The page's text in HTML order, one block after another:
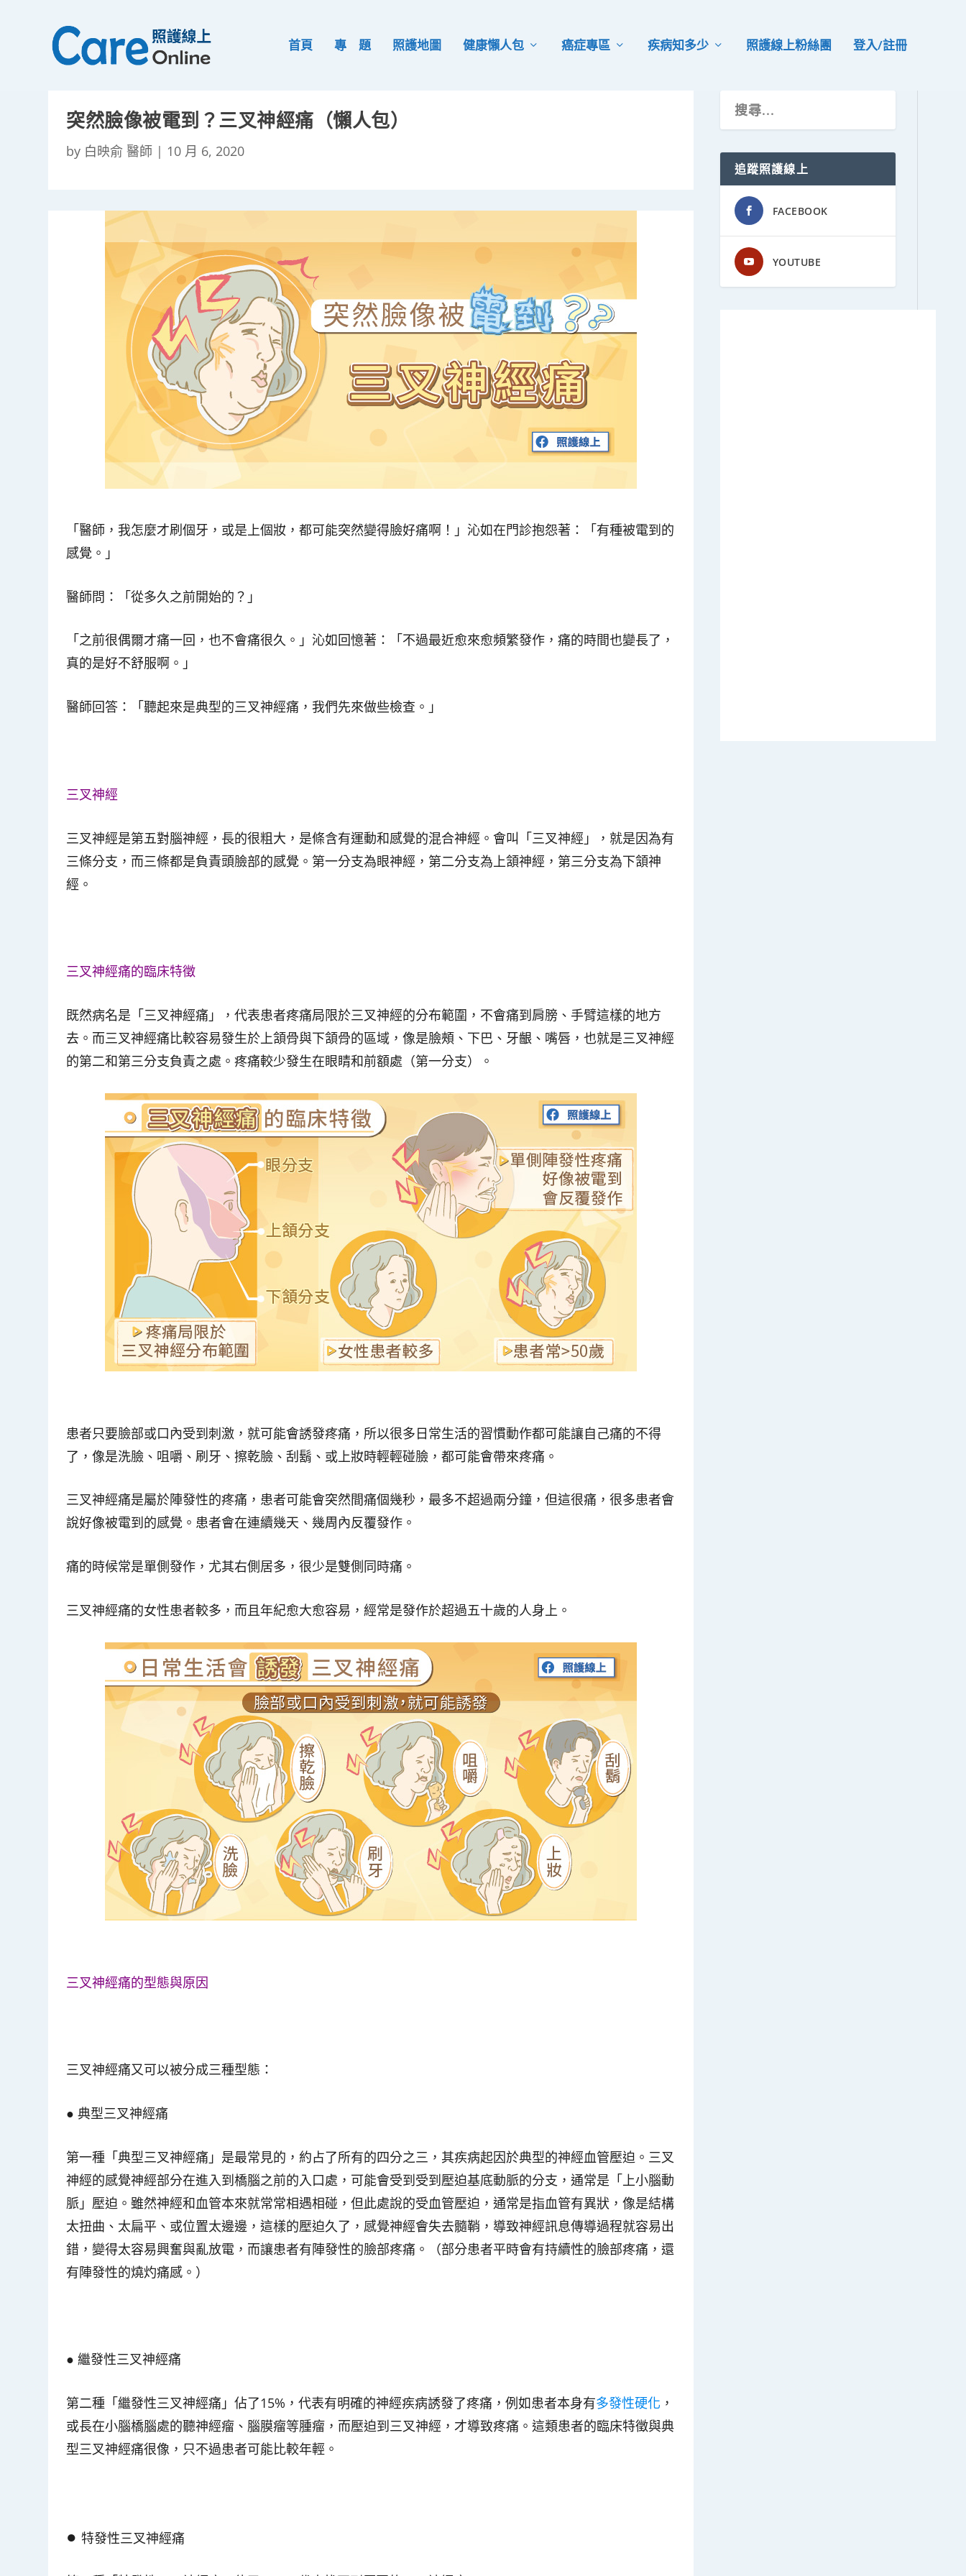
首頁 專 題 照護地圖 健康懶人包 癌症專區 疾病知多少 照護線上粉絲團 登入/註冊
突然臉像被電到？三叉神經痛（懶人包）
by 白映俞 醫師 | 10 月 6, 2020
「醫師，我怎麼才刷個牙，或是上個妝，都可能突然變得臉好痛啊！」沁如在門診抱怨著：「有種被電到的
感覺。」
醫師問：「從多久之前開始的？」
「之前很偶爾才痛一回，也不會痛很久。」沁如回憶著：「不過最近愈來愈頻繁發作，痛的時間也變長了，
真的是好不舒服啊。」
醫師回答：「聽起來是典型的三叉神經痛，我們先來做些檢查。」
三叉神經
三叉神經是第五對腦神經，長的很粗大，是條含有運動和感覺的混合神經。會叫「三叉神經」，就是因為有
三條分支，而三條都是負責頭臉部的感覺。第一分支為眼神經，第二分支為上頷神經，第三分支為下頷神
經。
三叉神經痛的臨床特徵
既然病名是「三叉神經痛」，代表患者疼痛局限於三叉神經的分布範圍，不會痛到肩膀、手臂這樣的地方
去。而三叉神經痛比較容易發生於上頷骨與下頷骨的區域，像是臉頰、下巴、牙齦、嘴唇，也就是三叉神經
的第二和第三分支負責之處。疼痛較少發生在眼睛和前額處（第一分支）。
患者只要臉部或口內受到刺激，就可能會誘發疼痛，所以很多日常生活的習慣動作都可能讓自己痛的不得
了，像是洗臉、咀嚼、刷牙、擦乾臉、刮鬍、或上妝時輕輕碰臉，都可能會帶來疼痛。
三叉神經痛是屬於陣發性的疼痛，患者可能會突然間痛個幾秒，最多不超過兩分鐘，但這很痛，很多患者會
說好像被電到的感覺。患者會在連續幾天、幾周內反覆發作。
痛的時候常是單側發作，尤其右側居多，很少是雙側同時痛。
三叉神經痛的女性患者較多，而且年紀愈大愈容易，經常是發作於超過五十歲的人身上。
三叉神經痛的型態與原因
三叉神經痛又可以被分成三種型態：
●典型三叉神經痛
第一種「典型三叉神經痛」是最常見的，約占了所有的四分之三，其疾病起因於典型的神經血管壓迫。三叉
神經的感覺神經部分在進入到橋腦之前的入口處，可能會受到受到壓迫基底動脈的分支，通常是「上小腦動
脈」壓迫。雖然神經和血管本來就常常相遇相碰，但此處說的受血管壓迫，通常是指血管有異狀，像是結構
太扭曲、太扁平、或位置太邊邊，這樣的壓迫久了，感覺神經會失去髓鞘，導致神經訊息傳導過程就容易出
錯，變得太容易興奮與亂放電，而讓患者有陣發性的臉部疼痛。（部分患者平時會有持續性的臉部疼痛，還
有陣發性的燒灼痛感。）
● 繼發性三叉神經痛
第二種「繼發性三叉神經痛」佔了15%，代表有明確的神經疾病誘發了疼痛，例如患者本身有多發性硬化 ，
或長在小腦橋腦處的聽神經瘤、腦膜瘤等腫瘤，而壓迫到三叉神經，才導致疼痛。這類患者的臨床特徵與典
型三叉神經痛很像，只不過患者可能比較年輕。
●特發性三叉神經痛
追蹤照護線上
FACEBOOK
YOUTUBE